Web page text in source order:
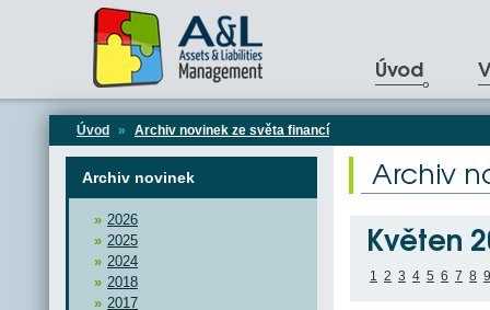
Úvod
Úvod » Archiv novinek ze světa financí
Archiv novinek
2026
2025
2024
2018
2017
Archiv
Květen
1 2 3 4 5 6 7 8 9